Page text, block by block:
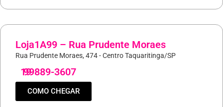
Loja1A99 – Rua Prudente Moraes
Rua Prudente Moraes, 474 - Centro Taquaritinga/SP
19
99889-3607
COMO CHEGAR